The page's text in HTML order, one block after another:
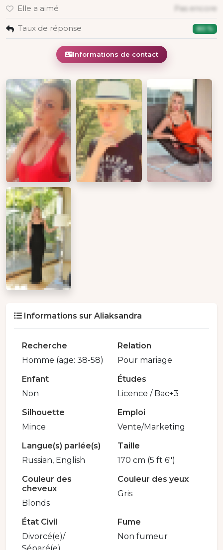
Elle a aimé Pas encore
Taux de réponse 80 %
Informations de contact
Informations sur Aliaksandra
Recherche
Homme (age: 38-58)
Relation
Pour mariage
Enfant
Non
Études
Licence / Bac+3
Silhouette
Mince
Emploi
Vente/Marketing
Langue(s) parlée(s)
Russian, English
Taille
170 cm (5 ft 6")
Couleur des
cheveux
Blonds
Couleur des yeux
Gris
État Civil
Divorcé(e)/
Fume
Non fumeur